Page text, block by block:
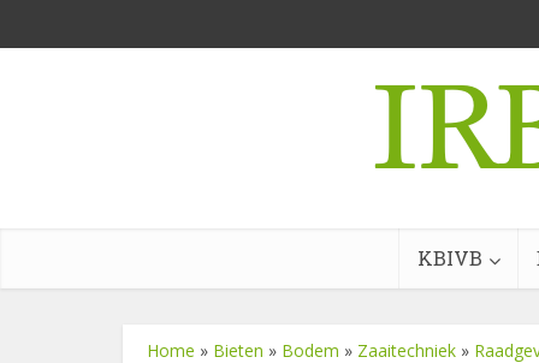
KBIVB
Home » Bieten » Bodem » Zaaitechniek »